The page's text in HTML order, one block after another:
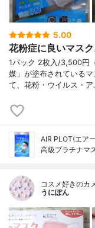
5.00
花粉症に良いマスク
1パック 2枚入/3,500円
媒」が塗布されている
て、花粉・ウイルス・
AIR PLOT(エア
高級プラチナマ
コスメ好きのカ
うにぽん